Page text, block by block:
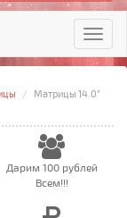
Матрицы 14.0"
Дарим 100 рублей
Всем!!!